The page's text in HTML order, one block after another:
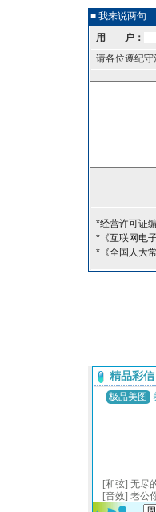
■ 我来说两句
用 户：
请各位遵纪守
*经营许可证
*《互联网电
*《全国人大